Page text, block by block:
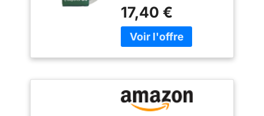
grasses Substitut au lait
écrémé
17,40 €